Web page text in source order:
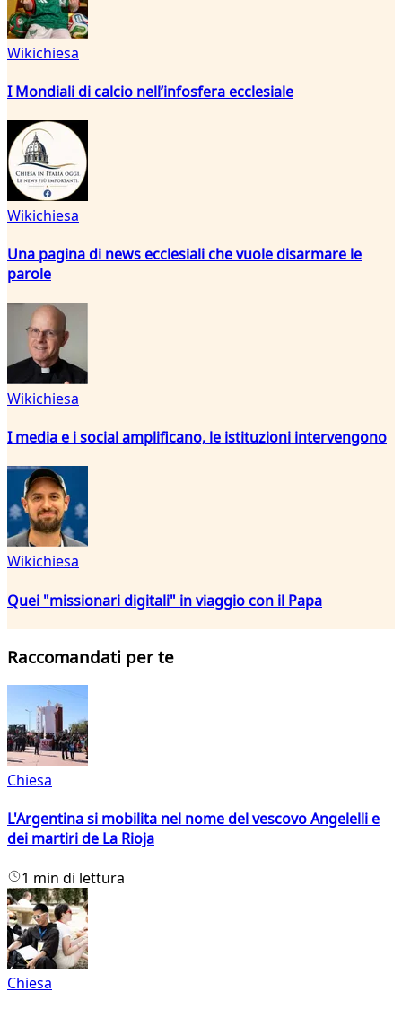
Wikichiesa
I Mondiali di calcio nell’infosfera ecclesiale
Wikichiesa
Una pagina di news ecclesiali che vuole disarmare le
parole
Wikichiesa
I media e i social amplificano, le istituzioni intervengono
Wikichiesa
Quei "missionari digitali" in viaggio con il Papa
Raccomandati per te
Chiesa
L'Argentina si mobilita nel nome del vescovo Angelelli e
dei martiri de La Rioja
1 min di lettura
Chiesa